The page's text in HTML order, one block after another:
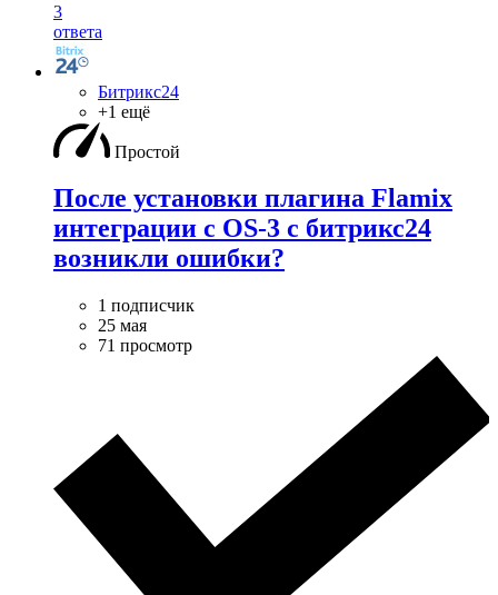
3
ответа
Битрикс24
+1 ещё
Простой
После установки плагина Flamix
интеграции с OS-3 с битрикс24
возникли ошибки?
1 подписчик
25 мая
71 просмотр